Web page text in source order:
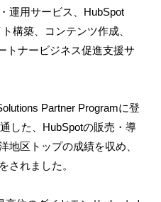
運用サービス、HubSpot
構築、コンテンツ作成、
トナービジネス促進支援サ
Partner Programに登
した、HubSpotの販売・導
地区トップの成績を収め、
されました。